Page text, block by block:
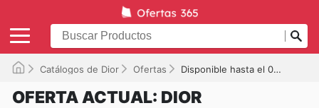
Catálogos de Dior Ofertas Disponible hasta el 06/06/2026
OFERTA ACTUAL: DIOR